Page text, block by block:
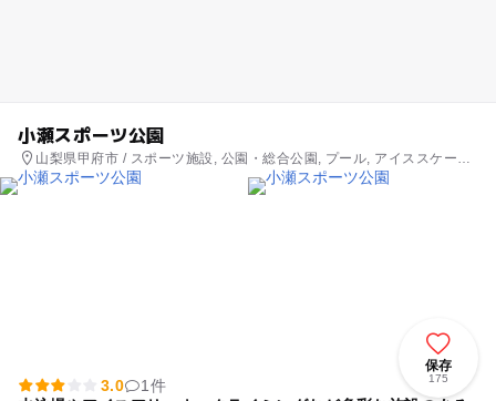
小瀬スポーツ公園
山梨県甲府市 / スポーツ施設, 公園・総合公園, プール, アイススケート
場
保存
175
3.0
1件